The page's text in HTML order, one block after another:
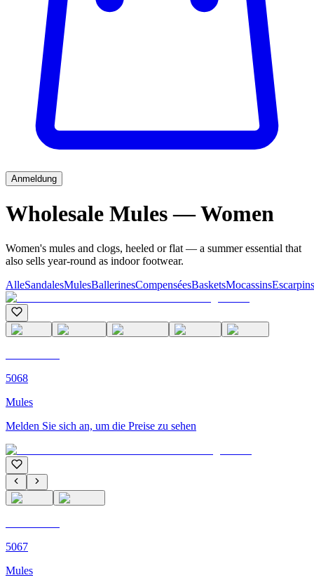
Anmeldung
Wholesale Mules — Women
Women's mules and clogs, heeled or flat — a summer essential that
also sells year-round as indoor footwear.
AlleSandalesMulesBallerinesCompenséesBasketsMocassinsEscarpins
5068
Mules
Melden Sie sich an, um die Preise zu sehen
5067
Mules